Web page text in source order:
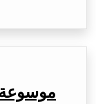
موسوعة